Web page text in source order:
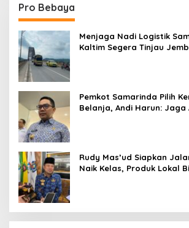
Pro Bebaya
Menjaga Nadi Logistik
Kaltim Segera Tinjau
Pemkot Samarinda Pilih
Belanja, Andi Harun: Jaga
Rudy Mas’ud Siapkan
Naik Kelas, Produk Lokal